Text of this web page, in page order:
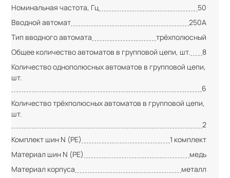
Номинальная частота, Гц
50
Вводной автомат
250А
Тип вводного автомата
трёхполюсный
Общее количество автоматов в групповой цепи, шт.
8
Количество однополюсных автоматов в групповой цепи,
шт.
6
Количество трёхполюсных автоматов в групповой цепи,
шт.
2
Комплект шин N (PE)
1 комплект
Материал шин N (PE)
медь
Материал корпуса
металл